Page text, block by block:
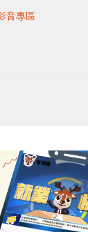
音專區